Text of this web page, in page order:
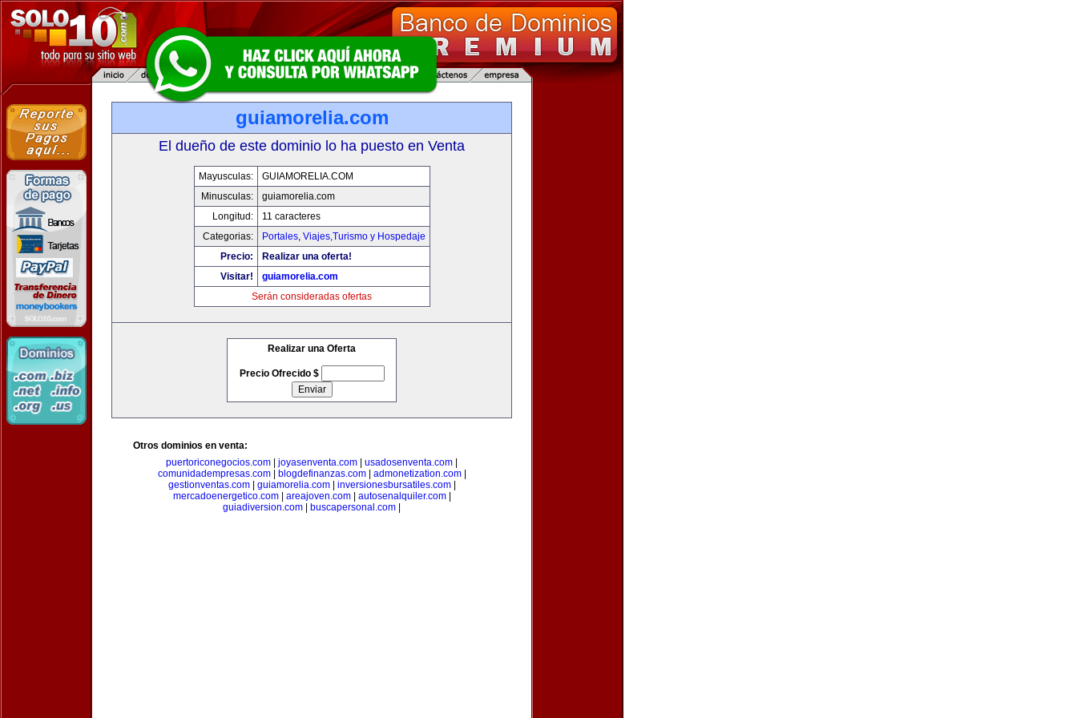
guiamorelia.com
El dueño de este dominio lo ha puesto en Venta
Mayusculas:
GUIAMORELIA.COM
Minusculas:
guiamorelia.com
Longitud:
11 caracteres
Categorias:
Portales, Viajes,Turismo y Hospedaje
Precio:
Realizar una oferta!
Visitar!
guiamorelia.com
Serán consideradas ofertas
Realizar una Oferta
Precio Ofrecido $
Otros dominios en venta:
puertoriconegocios.com
joyasenventa.com usadosenventa.com
comunidadempresas.com| blogdefinanzas.com| admonetization.com|
gestionventas.com| guiamorelia.com| inversionesbursatiles.com|
mercadoenergetico.com| areajoven.com| autosenalquiler.com|
guiadiversion.com
buscapersonal.com